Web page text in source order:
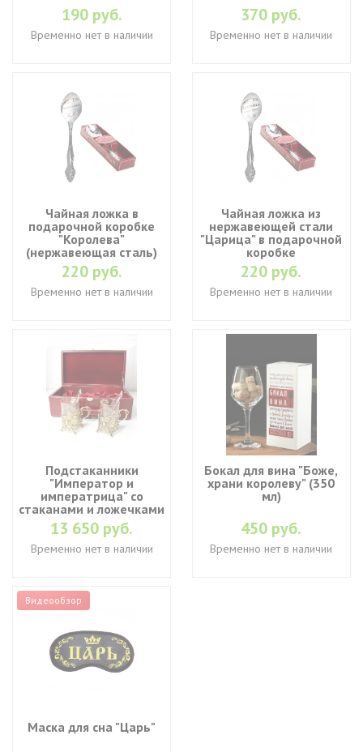
190 руб.
Временно нет в наличии
370 руб.
Временно нет в наличии
Чайная ложка в
подарочной коробке
"Королева"
(нержавеющая сталь)
220 руб.
Временно нет в наличии
Чайная ложка из
нержавеющей стали
"Царица" в подарочной
коробке
220 руб.
Временно нет в наличии
Подстаканники
"Император и
императрица" со
стаканами и ложечками
13 650 руб.
Временно нет в наличии
Бокал для вина "Боже,
храни королеву" (350
мл)
450 руб.
Временно нет в наличии
Видеообзор
Маска для сна "Царь"